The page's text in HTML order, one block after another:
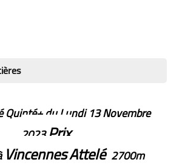
Quinté+ du Lundi 13 Novembre
2023Prix
VincennesAttelé 2700m